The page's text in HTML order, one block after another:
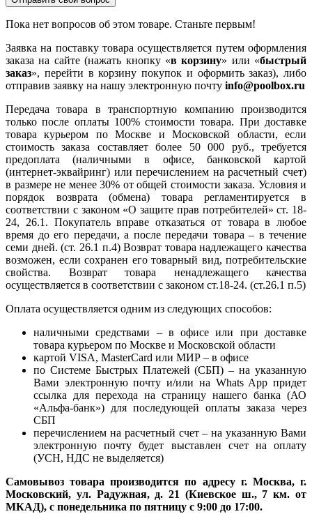
Пока нет вопросов об этом товаре. Станьте первым!
Заявка на поставку товара осуществляется путем оформления
заказа на сайте (нажать кнопку «в корзину» или «быстрый
заказ», перейти в корзину покупок и оформить заказ), либо
отправив заявку на нашу электронную почту info@poolbox.ru
Передача товара в транспортную компанию производится
только после оплаты 100% стоимости товара. При доставке
товара курьером по Москве и Московской области, если
стоимость заказа составляет более 50 000 руб., требуется
предоплата (наличными в офисе, банковской картой
(интернет-эквайринг) или перечислением на расчетный счет)
в размере не менее 30% от общей стоимости заказа. Условия и
порядок возврата (обмена) товара регламентируется в
соответствии с законом «О защите прав потребителей» ст. 18-
24, 26.1. Покупатель вправе отказаться от товара в любое
время до его передачи, а после передачи товара – в течение
семи дней. (ст. 26.1 п.4) Возврат товара надлежащего качества
возможен, если сохранен его товарный вид, потребительские
свойства. Возврат товара ненадлежащего качества
осуществляется в соответствии с законом ст.18-24. (ст.26.1 п.5)
Оплата осуществляется одним из следующих способов:
наличными средствами – в офисе или при доставке
товара курьером по Москве и Московской области
картой VISA, MasterCard или МИР – в офисе
по Системе Быстрых Платежей (СБП) – на указанную
Вами электронную почту и/или на Whats App придет
ссылка для перехода на страницу нашего банка (АО
«Альфа-банк») для последующей оплаты заказа через
СБП
перечислением на расчетный счет – на указанную Вами
электронную почту будет выставлен счет на оплату
(УСН, НДС не выделяется)
Самовывоз товара производится по адресу г. Москва, г.
Московский, ул. Радужная, д. 21 (Киевское ш., 7 км. от
МКАД), с понедельника по пятницу с 9:00 до 17:00.